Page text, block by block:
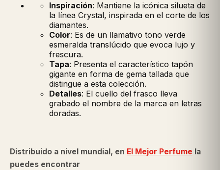
Inspiración: Mantiene la icónica silueta de
la línea Crystal, inspirada en el corte de los
diamantes.
Color: Es de un llamativo tono verde
esmeralda translúcido que evoca lujo y
frescura.
Tapa: Presenta el característico tapón
gigante en forma de gema tallada que
distingue a esta colección.
Detalles: El cuello del frasco lleva
grabado el nombre de la marca en letras
doradas.
Distribuido a nivel mundial, en El Mejor Perfume la
puedes encontrar